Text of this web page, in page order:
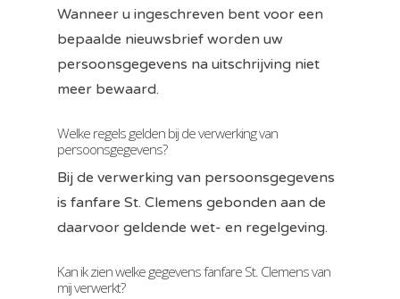
Wanneer u ingeschreven bent voor een
bepaalde nieuwsbrief worden uw
persoonsgegevens na uitschrijving niet
meer bewaard.
Welke regels gelden bij de verwerking van
persoonsgegevens?
Bij de verwerking van persoonsgegevens
is fanfare St. Clemens gebonden aan de
daarvoor geldende wet- en regelgeving.
Kan ik zien welke gegevens fanfare St. Clemens van
mij verwerkt?